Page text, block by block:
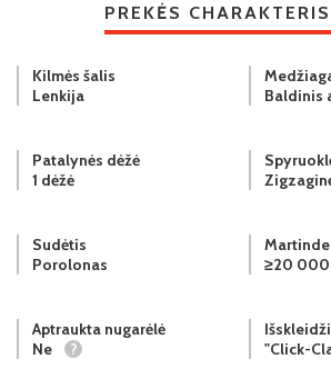
PREKĖS
Kilmės šalis
Lenkija
Baldinis
Patalynės dėžė
1 dėžė
Sudėtis
Porolonas
≥20 000
Aptraukta nugarėlė
Ne
?
"Click-